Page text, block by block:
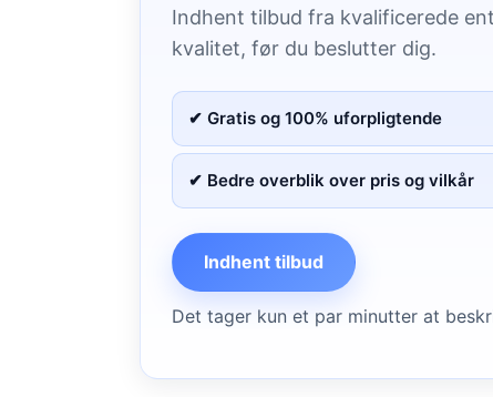
Indhent tilbud fra kvalificerede
kvalitet, før du beslutter dig.
✔ Gratis og 100% uforpligtende
✔ Bedre overblik over pris og vilkår
Indhent tilbud
Det tager kun et par minutter at